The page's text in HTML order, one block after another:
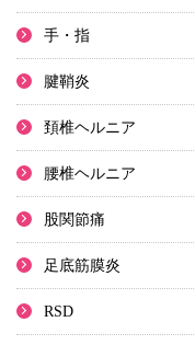
手・指
腱鞘炎
頚椎ヘルニア
腰椎ヘルニア
股関節痛
足底筋膜炎
RSD